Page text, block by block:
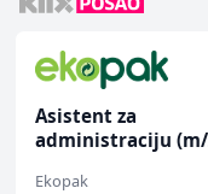
Asistent za
administraciju
Ekopak